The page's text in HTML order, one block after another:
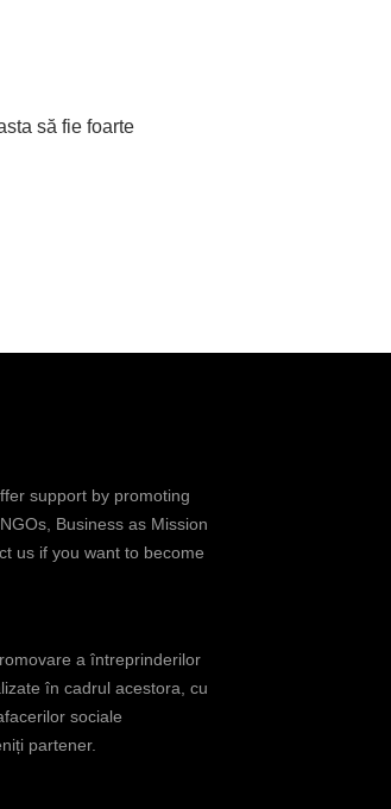
să fie foarte
support by promoting
Business as Mission
us if you want to become
a întreprinderilor
în cadrul acestora, cu
sociale
partener.